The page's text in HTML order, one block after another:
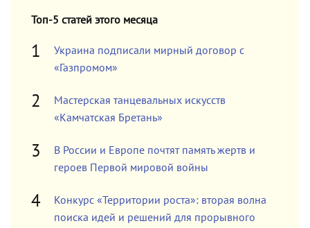
Топ-5 статей этого месяца
Украина подписали мирный договор с
«Газпромом»
Мастерская танцевальных искусств
«Камчатская Бретань»
В России и Европе почтят память жертв и
героев Первой мировой войны
Конкурс «Территории роста»: вторая волна
поиска идей и решений для прорывного